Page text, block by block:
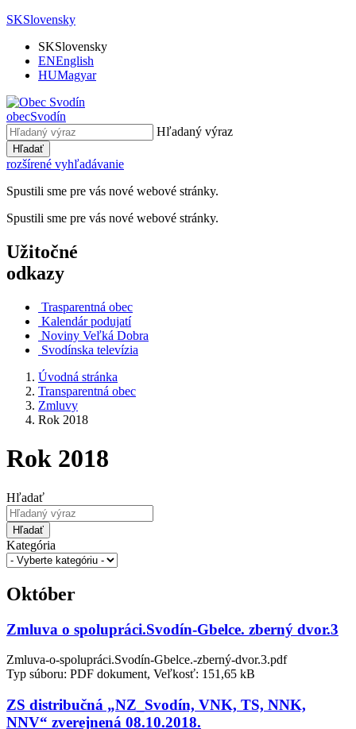
SKSlovensky
SKSlovensky
ENEnglish
HUMagyar
obecSvodín
Hľadaný výraz
Hľadať
rozšírené vyhľadávanie
Spustili sme pre vás nové webové stránky.
Spustili sme pre vás nové webové stránky.
Užitočné
odkazy
Trasparentná obec
Kalendár podujatí
Noviny Veľká Dobra
Svodínska televízia
Úvodná stránka
Transparentná obec
Zmluvy
Rok 2018
Rok 2018
Hľadať
Hľadať
Kategória
Október
Zmluva o spolupráci.Svodín-Gbelce. zberný dvor.3
Zmluva-o-spolupráci.Svodín-Gbelce.-zberný-dvor.3.pdf
Typ súboru: PDF dokument, Veľkosť: 151,65 kB
ZS distribučná „NZ_Svodín, VNK, TS, NNK,
NNV“ zverejnená 08.10.2018.